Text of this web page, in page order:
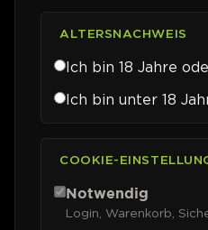
ALTERSNACHWEIS
Ich bin 18 Jahre
Ich bin unter 18
COOKIE-
Notwendig
Login, Warenkorb,